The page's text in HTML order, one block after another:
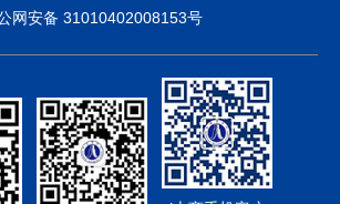
坚持国际化办学特色，着力提升国际声
力。与瑞士洛桑酒店管理学院合作开办
办学机构“上海洛桑酒店管理学院”。学校
英国、澳大利亚等国家和地区的109所高
网安备 31010402008153号